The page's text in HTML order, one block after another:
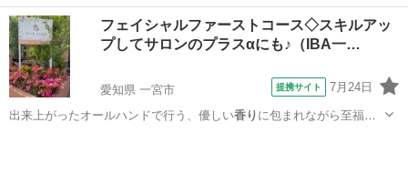
茨城 水戸市 水戸駅 ヘッド
フェイシャルファーストコース◇スキルアッ
プしてサロンのプラスαにも♪（IBA一…
愛知県 一宮市 提携サイト 7月24日
出来上がったオールハンドで行う、優しい香り に包まれながら至福の